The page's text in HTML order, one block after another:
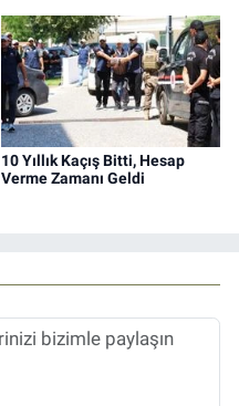
10 Yıllık Kaçış Bitti, Hesap
Verme Zamanı Geldi